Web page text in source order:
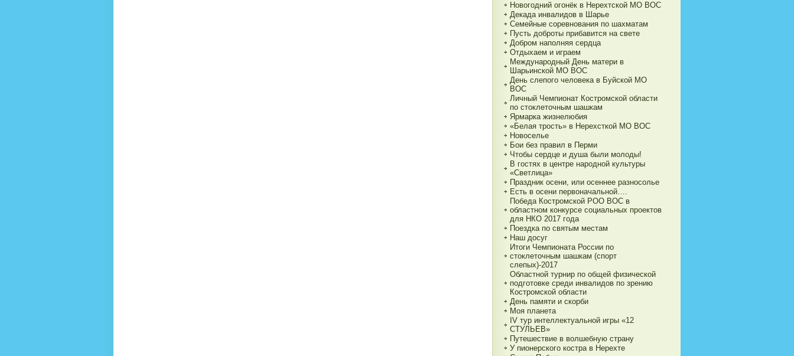
Новогодний огонёк в Нерехтской МО ВОС
Декада инвалидов в Шарье
Семейные соревнования по шахматам
Пусть доброты прибавится на свете
Добром наполняя сердца
Отдыхаем и играем
Международный День матери в
Шарьинской МО ВОС
День слепого человека в Буйской МО
ВОС
Личный Чемпионат Костромской области
по стоклеточным шашкам
Ярмарка жизнелюбия
«Белая трость» в Нерехсткой МО ВОС
Новоселье
Бои без правил в Перми
Чтобы сердце и душа были молоды!
В гостях в центре народной культуры
«Светлица»
Праздник осени, или осеннее разносолье
Есть в осени первоначальной….
Победа Костромской РОО ВОС в
областном конкурсе социальных проектов
для НКО 2017 года
Поездка по святым местам
Наш досуг
Итоги Чемпионата России по
стоклеточным шашкам (спорт
слепых)-2017
Областной турнир по общей физической
подготовке среди инвалидов по зрению
Костромской области
День памяти и скорби
Моя планета
IV тур интеллектуальной игры «12
СТУЛЬЕВ»
Путешествие в волшебную страну
У пионерского костра в Нерехте